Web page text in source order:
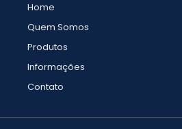
Home
Quem Somos
Produtos
Informações
Contato